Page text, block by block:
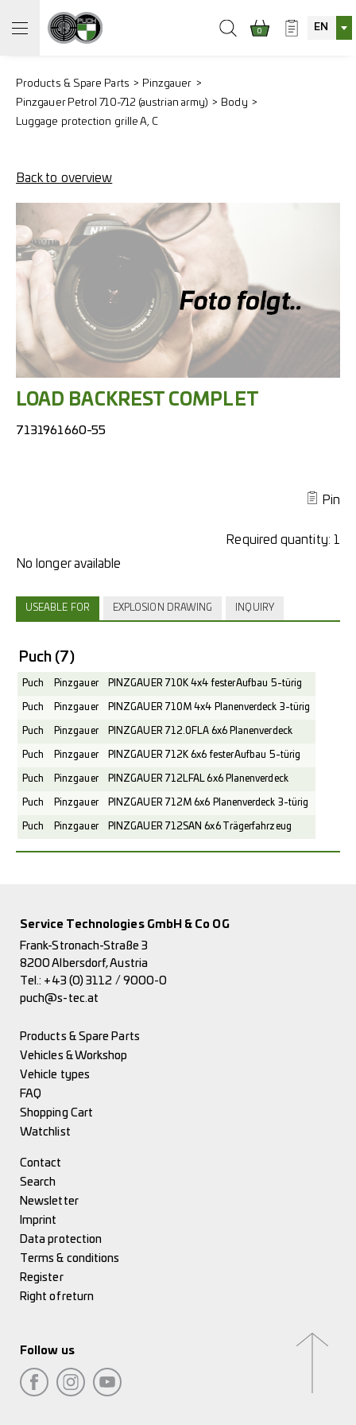
0 EN
Products & Spare Parts
Pinzgauer
Pinzgauer Petrol 710-712 (austrian army)
Body
Luggage protection grille A, C
Back to overview
LOAD BACKREST COMPLET
7131961660-55
Pin
Required quantity: 1
USEABLE FOR EXPLOSION DRAWING INQUIRY
Puch (7)
Puch Pinzgauer PINZGAUER 710K 4x4 fester Aufbau 5-türig
Puch Pinzgauer PINZGAUER 710M 4x4 Planenverdeck 3-türig
Puch Pinzgauer PINZGAUER 712.0FLA 6x6 Planenverdeck
Puch Pinzgauer PINZGAUER 712K 6x6 fester Aufbau 5-türig
Puch Pinzgauer PINZGAUER 712LFAL 6x6 Planenverdeck
Puch Pinzgauer PINZGAUER 712M 6x6 Planenverdeck 3-türig
Puch Pinzgauer PINZGAUER 712SAN 6x6 Trägerfahrzeug
Service Technologies GmbH & Co OG
Frank-Stronach-Straße 3
8200 Albersdorf, Austria
Tel.: +43 (0) 3112 / 9000-0
puch@s-tec.at
Products & Spare Parts
Vehicles & Workshop
Vehicle types
FAQ
Shopping Cart
Watchlist
Contact
Search
Newsletter
Imprint
Data protection
Terms & conditions
Register
Right of return
Follow us